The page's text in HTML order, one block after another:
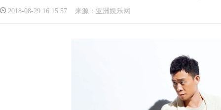
2018-08-29 16:15:57 来源：亚洲娱乐网